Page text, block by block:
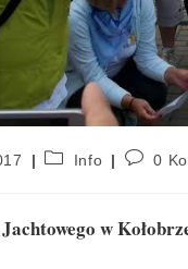
Info 0
w